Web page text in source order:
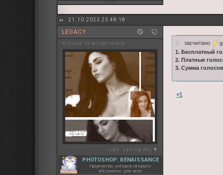
21.10.2023 23:48:18
LEGACY
больше не встретимся
copy: spring day ♥
PHOTOSHOP: RENAISSANCE
творчество, которое открыто
абсолютно для всех
засчитано
1. Бесплатный
2. Платные
3. Сумма
+1